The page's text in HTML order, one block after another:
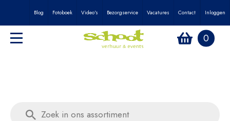
Blog Fotoboek Video's Bezorgservice Vacatures Contact Inloggen
0